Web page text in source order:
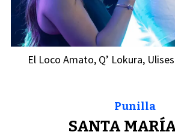
El Loco Amato, Q’ Lokura,
SANTA
Punilla